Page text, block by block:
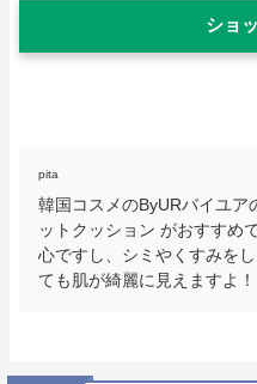
ショ
pita
韓国コスメのByURバイユア
ットクッション がおすすめ
心ですし、シミやくすみを
ても肌が綺麗に見えますよ！